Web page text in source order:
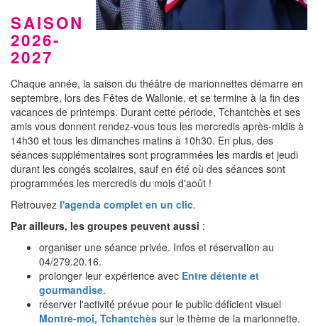
SAISON
2026-
2027
Chaque année, la saison du théâtre de marionnettes démarre en
septembre, lors des Fêtes de Wallonie, et se termine à la fin des
vacances de printemps. Durant cette période, Tchantchès et ses
amis vous donnent rendez-vous tous les mercredis après-midis à
14h30 et tous les dimanches matins à 10h30. En plus, des
séances supplémentaires sont programmées les mardis et jeudi
durant les congés scolaires, sauf en été où des séances sont
programmées les mercredis du mois d'août !
Retrouvez l'agenda complet en un clic.
Par ailleurs, les groupes peuvent aussi :
organiser une séance privée. Infos et réservation au
04/279.20.16.
prolonger leur expérience avec Entre détente et
gourmandise.
réserver l'activité prévue pour le public déficient visuel
Montre-moi, Tchantchès sur le thème de la marionnette.